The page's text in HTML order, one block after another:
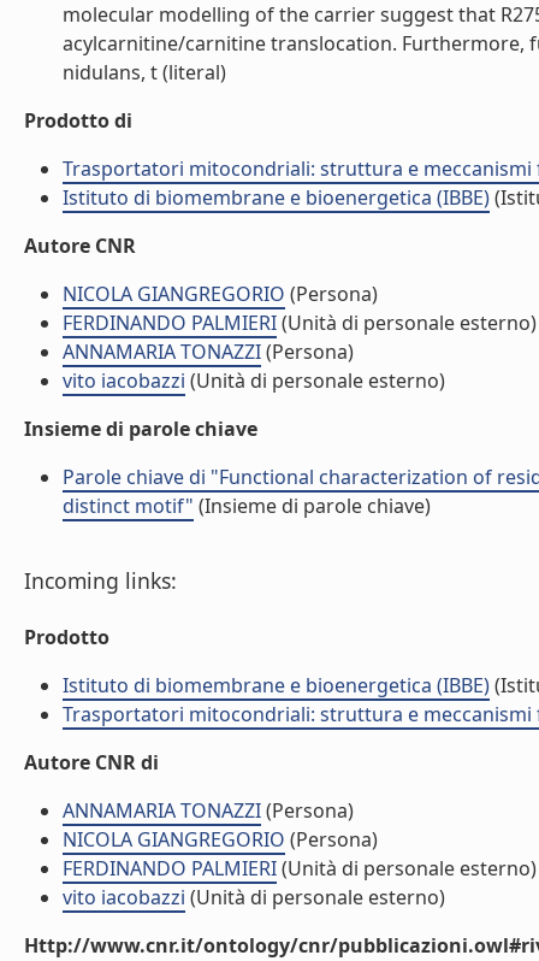
molecular modelling of the carrier suggest that
acylcarnitine/carnitine translocation. Furthermore,
nidulans, t (literal)
Prodotto di
Trasportatori mitocondriali: struttura e meccanismi
Istituto di biomembrane e bioenergetica (IBBE)
Autore CNR
NICOLA GIANGREGORIO (Persona)
FERDINANDO PALMIERI(Unità di personale esterno)
ANNAMARIA TONAZZI(Persona)
vito iacobazzi (Unità di personale esterno)
Insieme di parole chiave
Parole chiave di "Functional characterization of
distinct motif" (Insieme di parole chiave)
Incoming links:
Prodotto
Istituto di biomembrane e bioenergetica (IBBE)
Trasportatori mitocondriali: struttura e meccanismi
Autore CNR di
ANNAMARIA TONAZZI(Persona)
NICOLA GIANGREGORIO (Persona)
FERDINANDO PALMIERI(Unità di personale esterno)
vito iacobazzi (Unità di personale esterno)
Http://www.cnr.it/ontology/cnr/